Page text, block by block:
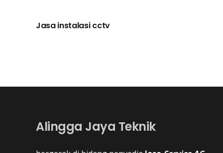
Jasa instalasi cctv
Alingga Jaya Teknik